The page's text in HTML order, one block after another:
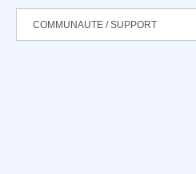
COMMUNAUTE / SUPPORT